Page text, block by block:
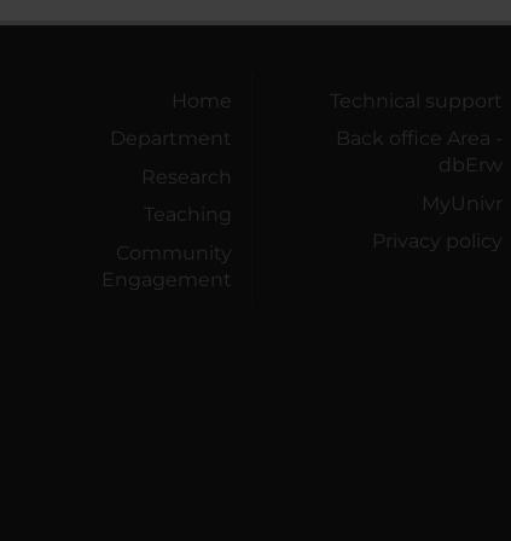
Home
Department
Research
Teaching
Community
Engagement
Technical support
Back office Area -
dbErw
MyUnivr
Privacy policy